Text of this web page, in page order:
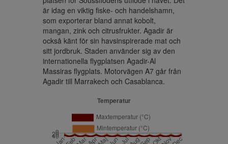
är idag en viktig fiske- och handelshamn,
som exporterar bland annat kobolt,
mangan, zink och citrusfrukter. Agadir är
också känt för sin havsinspirerade mat och
sitt jordbruk. Staden använder sig av den
internationella flygplatsen Agadir-Al
Massiras flygplats. Motorvägen A7 går från
Agadir till Marrakech och Casablanca.